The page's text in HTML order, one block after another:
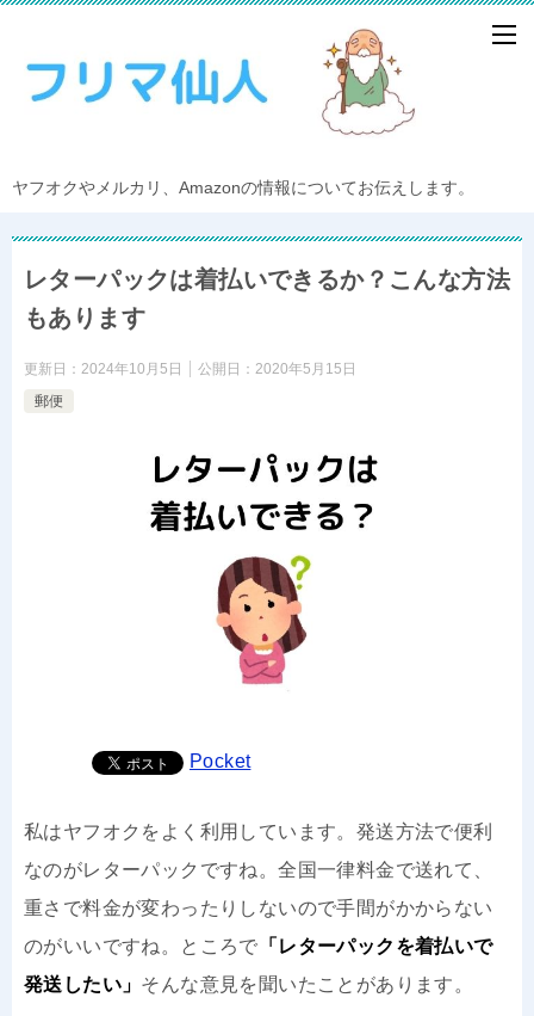
ヤフオクやメルカリ、Amazonの情報についてお伝えします。
レターパックは着払いできるか？こんな方法
もあります
更新日： 2024年10月5日 公開日： 2020年5月15日
郵便
Pocket
私はヤフオクをよく利用しています。発送方法で便利
なのがレターパックですね。全国一律料金で送れて、
重さで料金が変わったりしないので手間がかからない
のがいいですね。ところで 「レターパックを着払いで
発送したい」 そんな意見を聞いたことがあります。